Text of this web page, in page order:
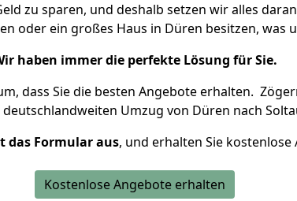
zu sparen, und deshalb setzen wir alles
oder ein großes Haus in Düren besitzen, was
haben immer die perfekte Lösung für Sie.
dass Sie die besten Angebote erhalten.
Umzug von Düren nach
das Formular aus, und erhalten Sie kostenlose
Kostenlose Angebote erhalten